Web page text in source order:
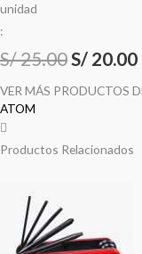
unidad
:
S/25.00S/ 20.00
VER MÁS PRODUCTOS
ATOM
Productos Relacionados